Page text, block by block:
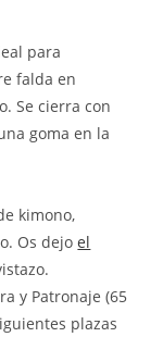
para
falda en
Se cierra con
goma en la
kimono,
Os dejoel
y Patronaje (65
plazas